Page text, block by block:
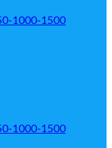
1000-1500
1000-1500